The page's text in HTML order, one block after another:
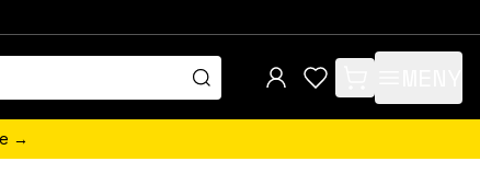
items in cart, view
→